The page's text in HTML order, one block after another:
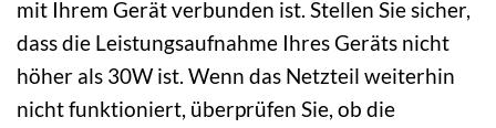
mit Ihrem Gerät verbunden ist. Stellen Sie sicher,
dass die Leistungsaufnahme Ihres Geräts nicht
höher als 30W ist. Wenn das Netzteil weiterhin
nicht funktioniert, überprüfen Sie, ob die